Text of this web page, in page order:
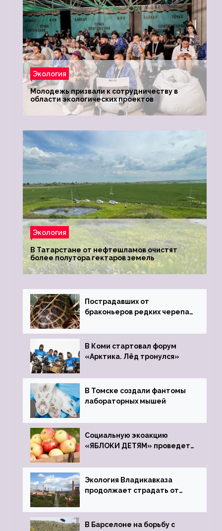
Экология
Молодежь призвали к сотрудничеству в
области экологических проектов
Экология
В Татарстане от нефтешламов очистят
более полутора гектаров земель
Пострадавших от
браконьеров редких черепах
зоопарк
В Коми стартовал форум
«Арктика. Лёд тронулся»
В Томске создали фантомы
лабораторных мышей
Социальную экоакцию
«ЯБЛОКИ ДЕТЯМ» проведет
Экология Владикавказа
продолжает страдать от
В Барселоне на борьбу с